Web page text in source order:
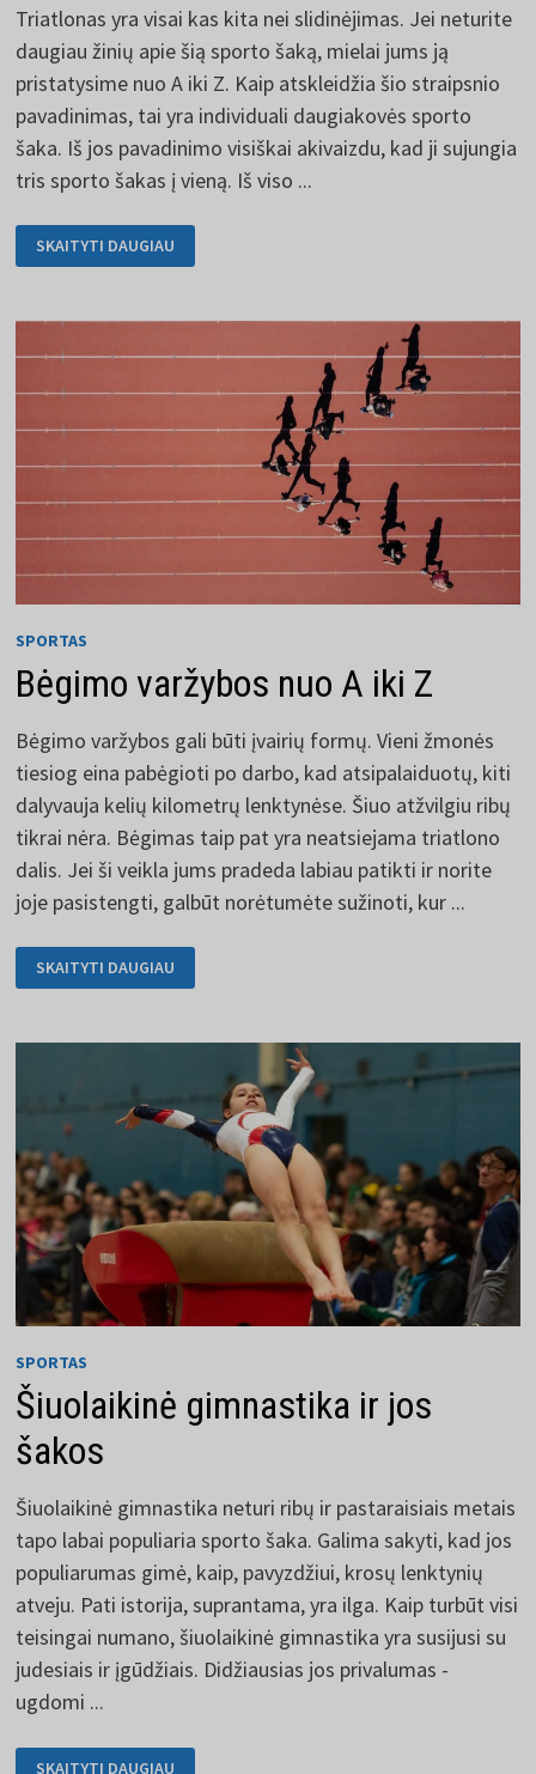
Triatlonas yra visai kas kita nei slidinėjimas. Jei neturite
daugiau žinių apie šią sporto šaką, mielai jums ją
pristatysime nuo A iki Z. Kaip atskleidžia šio straipsnio
pavadinimas, tai yra individuali daugiakovės sporto
šaka. Iš jos pavadinimo visiškai akivaizdu, kad ji sujungia
tris sporto šakas į vieną. Iš viso ...
TRIATLONAS
-
TAI
VARŽYBOS
SKAITYTI DAUGIAU
SPORTAS
Bėgimo varžybos nuo A iki Z
Bėgimo varžybos gali būti įvairių formų. Vieni žmonės
tiesiog eina pabėgioti po darbo, kad atsipalaiduotų, kiti
dalyvauja kelių kilometrų lenktynėse. Šiuo atžvilgiu ribų
tikrai nėra. Bėgimas taip pat yra neatsiejama triatlono
dalis. Jei ši veikla jums pradeda labiau patikti ir norite
joje pasistengti, galbūt norėtumėte sužinoti, kur ...
VARŽYBOS
NUO
Z
SKAITYTI DAUGIAU
SPORTAS
Šiuolaikinė gimnastika ir jos
šakos
Šiuolaikinė gimnastika neturi ribų ir pastaraisiais metais
tapo labai populiaria sporto šaka. Galima sakyti, kad jos
populiarumas gimė, kaip, pavyzdžiui, krosų lenktynių
atveju. Pati istorija, suprantama, yra ilga. Kaip turbūt visi
teisingai numano, šiuolaikinė gimnastika yra susijusi su
judesiais ir įgūdžiais. Didžiausias jos privalumas -
ugdomi ...
SKAITYTI DAUGIAU